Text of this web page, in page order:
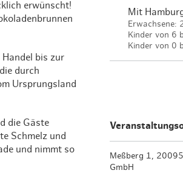
erwünscht!
bis zur
durch
Ursprungsland
die Gäste
Schmelz und
und nimmt so
Mit
Erwachsene:
Kinder von 6
Kinder von 0
Meßberg 1,
GmbH